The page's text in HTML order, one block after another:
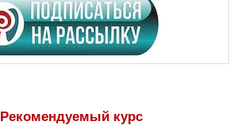
Рекомендуемый курс